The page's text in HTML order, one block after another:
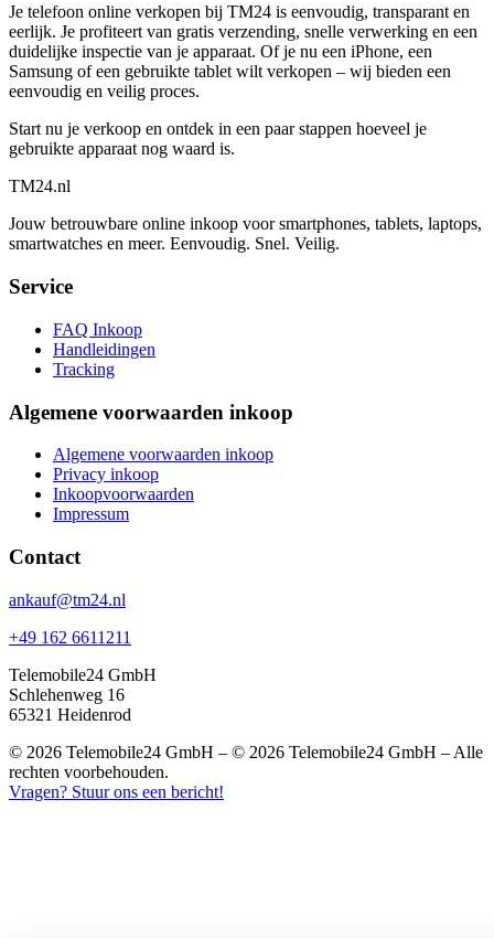
Je telefoon online verkopen bij TM24 is eenvoudig, transparant en
eerlijk. Je profiteert van gratis verzending, snelle verwerking en een
duidelijke inspectie van je apparaat. Of je nu een iPhone, een
Samsung of een gebruikte tablet wilt verkopen – wij bieden een
eenvoudig en veilig proces.
Start nu je verkoop en ontdek in een paar stappen hoeveel je
gebruikte apparaat nog waard is.
TM24.nl
Jouw betrouwbare online inkoop voor smartphones, tablets, laptops,
smartwatches en meer. Eenvoudig. Snel. Veilig.
Service
FAQ Inkoop
Handleidingen
Tracking
Algemene voorwaarden inkoop
Algemene voorwaarden inkoop
Privacy inkoop
Inkoopvoorwaarden
Impressum
Contact
ankauf@tm24.nl
+49 162 6611211
Telemobile24 GmbH
Schlehenweg 16
65321 Heidenrod
© 2026 Telemobile24 GmbH – © 2026 Telemobile24 GmbH – Alle
rechten voorbehouden.
Vragen? Stuur ons een bericht!